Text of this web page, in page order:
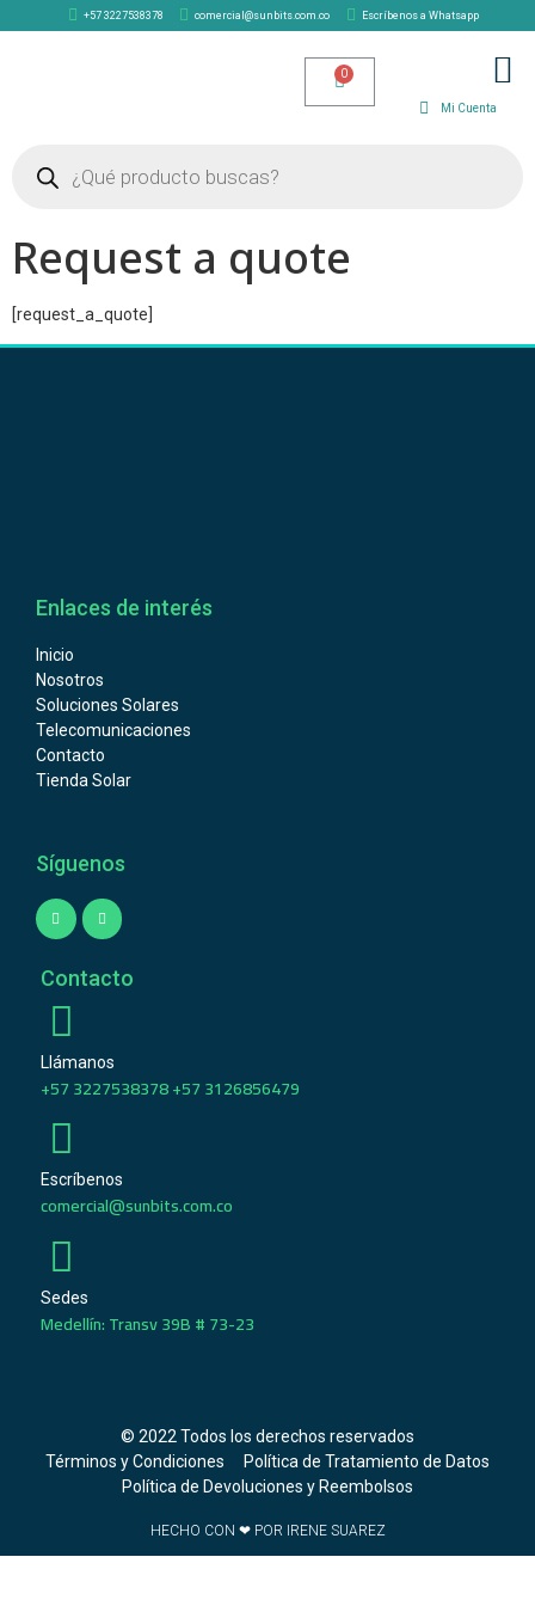
+57 3227538378 comercial@sunbits.com.co Escríbenos a Whatsapp
Mi Cuenta
Request a quote
[request_a_quote]
Enlaces de interés
Inicio
Nosotros
Soluciones Solares
Telecomunicaciones
Contacto
Tienda Solar
Síguenos
Contacto
Llámanos
+57 3227538378 +57 3126856479
Escríbenos
comercial@sunbits.com.co
Sedes
Medellín: Transv 39B # 73-23
© 2022 Todos los derechos reservados
Términos y Condiciones
Política de Tratamiento de Datos
Política de Devoluciones y Reembolsos
HECHO CON ❤ POR IRENE SUAREZ